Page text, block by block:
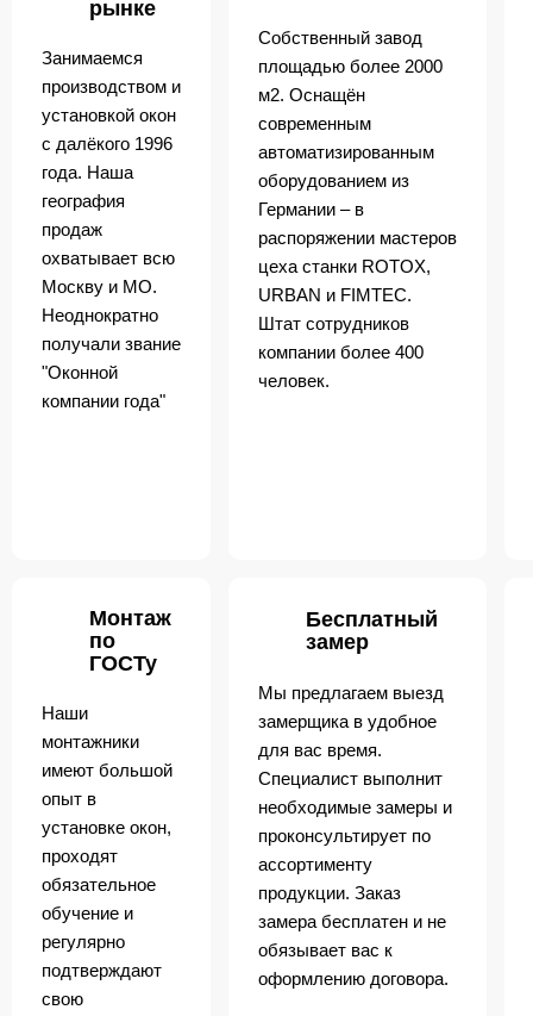
рынке
Занимаемся
производством и
установкой окон
с далёкого 1996
года. Наша
география
продаж
охватывает всю
Москву и МО.
Неоднократно
получали звание
"Оконной
компании года"
Собственный завод
площадью более 2000
м2. Оснащён
современным
автоматизированным
оборудованием из
Германии – в
распоряжении мастеров
цеха станки ROTOX,
URBAN и FIMTEC.
Штат сотрудников
компании более 400
человек.
Монтаж
по
ГОСТу
Наши
монтажники
имеют большой
опыт в
установке окон,
проходят
обязательное
обучение и
регулярно
подтверждают
свою
Бесплатный
замер
Мы предлагаем выезд
замерщика в удобное
для вас время.
Специалист выполнит
необходимые замеры и
проконсультирует по
ассортименту
продукции. Заказ
замера бесплатен и не
обязывает вас к
оформлению договора.